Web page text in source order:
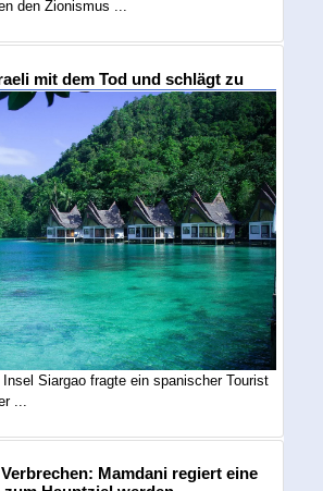
den Zionismus ...
mit dem Tod und schlägt zu
Siargao fragte ein spanischer Tourist
...
Mamdani regiert eine